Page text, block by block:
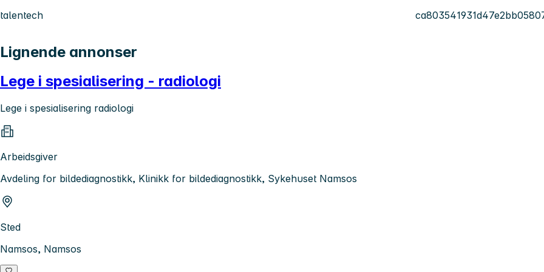
talentech
Lignende annonser
Lege i spesialisering - radiologi
Lege i spesialisering radiologi
Arbeidsgiver
Avdeling for bildediagnostikk, Klinikk for bildediagnostikk, Sykehuset Namsos
Sted
Namsos, Namsos